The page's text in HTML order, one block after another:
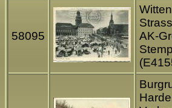
58095
AK-